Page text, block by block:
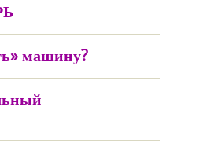
машину?